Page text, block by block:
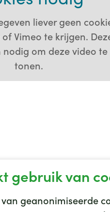
liever geen
of Vimeo te krijgen.
nodig om deze video te
tonen.
gebruik van
geanonimiseerde